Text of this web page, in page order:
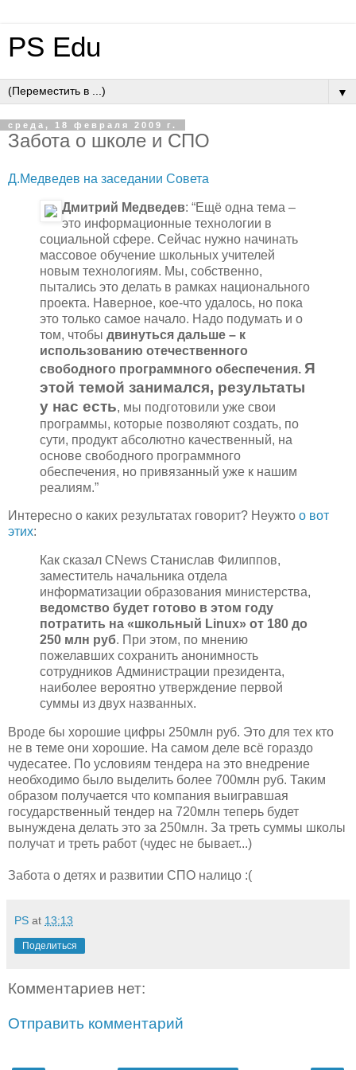
PS Edu
▼
среда, 18 февраля 2009 г.
Забота о школе и СПО
Д.Медведев на заседании Совета
Дмитрий Медведев: “Ещё одна тема –
это информационные технологии в
социальной сфере. Сейчас нужно начинать
массовое обучение школьных учителей
новым технологиям. Мы, собственно,
пытались это делать в рамках национального
проекта. Наверное, кое-что удалось, но пока
это только самое начало. Надо подумать и о
том, чтобы двинуться дальше – к
использованию отечественного
свободного программного обеспечения. Я
этой темой занимался, результаты
у нас есть, мы подготовили уже свои
программы, которые позволяют создать, по
сути, продукт абсолютно качественный, на
основе свободного программного
обеспечения, но привязанный уже к нашим
реалиям.”
Интересно о каких результатах говорит? Неужто о вот
этих:
Как сказал CNews Станислав Филиппов,
заместитель начальника отдела
информатизации образования министерства,
ведомство будет готово в этом году
потратить на «школьный Linux» от 180 до
250 млн руб. При этом, по мнению
пожелавших сохранить анонимность
сотрудников Администрации президента,
наиболее вероятно утверждение первой
суммы из двух названных.
Вроде бы хорошие цифры 250млн руб. Это для тех кто
не в теме они хорошие. На самом деле всё гораздо
чудесатее. По условиям тендера на это внедрение
необходимо было выделить более 700млн руб. Таким
образом получается что компания выигравшая
государственный тендер на 720млн теперь будет
вынуждена делать это за 250млн. За треть суммы школы
получат и треть работ (чудес не бывает...)
Забота о детях и развитии СПО налицо :(
PS at 13:13
Поделиться
Комментариев нет:
Отправить комментарий